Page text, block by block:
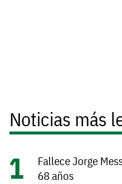
Noticias más
Fallece Jorge
68 años